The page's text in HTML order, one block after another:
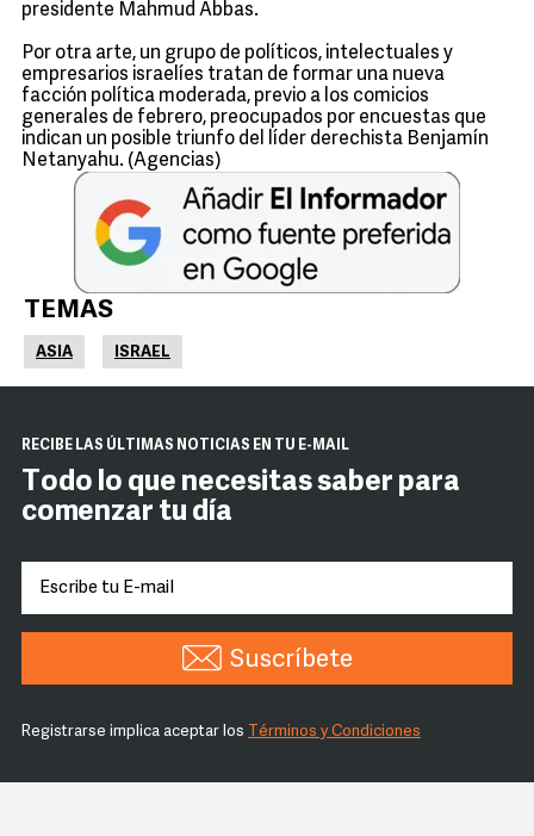
presidente Mahmud Abbas.
Por otra arte, un grupo de políticos, intelectuales y
empresarios israelíes tratan de formar una nueva
facción política moderada, previo a los comicios
generales de febrero, preocupados por encuestas que
indican un posible triunfo del líder derechista Benjamín
Netanyahu. (Agencias)
TEMAS
ASIA ISRAEL
RECIBE LAS ÚLTIMAS NOTICIAS EN TU E-MAIL
Todo lo que necesitas saber para
comenzar tu día
Suscríbete
Registrarse implica aceptar los Términos y Condiciones